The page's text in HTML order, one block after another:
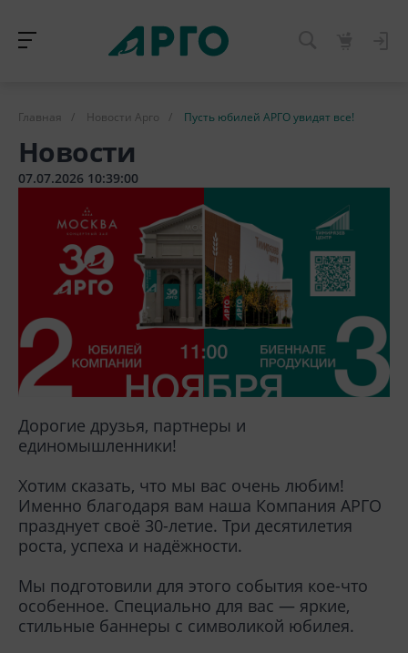
Главная / Новости Арго / Пусть юбилей АРГО увидят все!
Новости
07.07.2026 10:39:00
Дорогие друзья, партнеры и
единомышленники!
Хотим сказать, что мы вас очень любим!
Именно благодаря вам наша Компания АРГО
празднует своё 30-летие. Три десятилетия
роста, успеха и надёжности.
Мы подготовили для этого события кое-что
особенное. Специально для вас — яркие,
стильные баннеры с символикой юбилея.